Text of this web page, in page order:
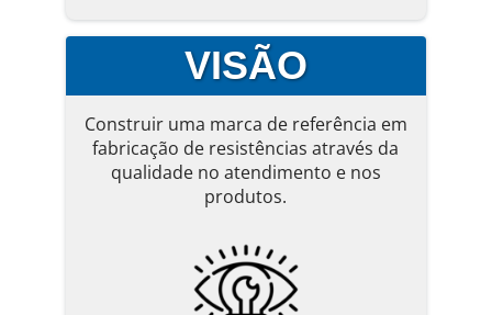
VISÃO
Construir uma marca de referência em
fabricação de resistências através da
qualidade no atendimento e nos
produtos.